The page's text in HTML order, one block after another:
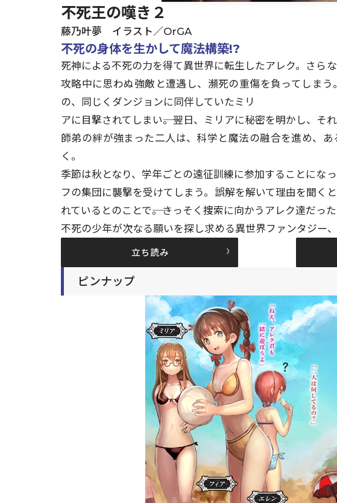
不死王の嘆き２
藤乃叶夢 イラスト／OrGA
不死の身体を生かして魔法構築!?
死神による不死の力を得て異世界に転生したアレク。さら
攻略中に思わぬ強敵と遭遇し、瀕死の重傷を負ってしま
の、同じくダンジョンに同伴していたミリ
アに目撃されてしまい――。翌日、ミリアに秘密を明かし、そ
師弟の絆が強まった二人は、科学と魔法の融合を進め、
く。
季節は秋となり、学年ごとの遠征訓練に参加することにな
フの集団に襲撃を受けてしまう。誤解を解いて理由を聞く
れているとのことで――。さっそく捜索に向かうアレク達だ
不死の少年が次なる願いを探し求める異世界ファンタジー、
立ち読み
ピンナップ